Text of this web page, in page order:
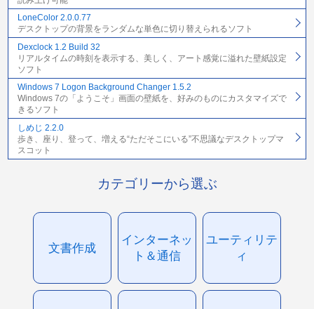
LoneColor 2.0.0.77
デスクトップの背景をランダムな単色に切り替えられるソフト
Dexclock 1.2 Build 32
リアルタイムの時刻を表示する、美しく、アート感覚に溢れた壁紙設定
ソフト
Windows 7 Logon Background Changer 1.5.2
Windows 7の「ようこそ」画面の壁紙を、好みのものにカスタマイズで
きるソフト
しめじ 2.2.0
歩き、座り、登って、増える“ただそこにいる”不思議なデスクトップマ
スコット
カテゴリーから選ぶ
文書作成
インターネッ
ト＆通信
ユーティリテ
ィ